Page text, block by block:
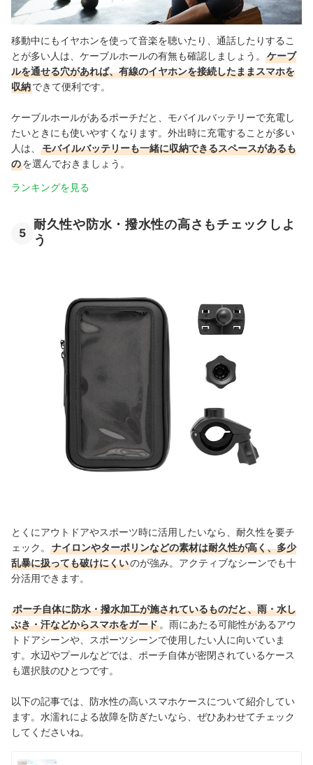
移動中にもイヤホンを使って音楽を聴いたり、通話したりするこ
とが多い人は、ケーブルホールの有無も確認しましょう。
ケーブ
ルを通せる穴があれば、有線のイヤホンを接続したままスマホを
収納できて便利です。
ケーブルホールがあるポーチだと、モバイルバッテリーで充電し
たいときにも使いやすくなります。外出時に充電することが多い
人は、
モバイルバッテリーも一緒に収納できるスペースがあるも
のを選んでおきましょう。
ランキングを見る
5
耐久性や防水・撥水性の高さもチェックしよ
う
とくにアウトドアやスポーツ時に活用したいなら、耐久性を要チ
ェック。
ナイロンやターポリンなどの素材は耐久性が高く、多少
乱暴に扱っても破けにくいのが強み。アクティブなシーンでも十
分活用できます。
ポーチ自体に防水・撥水加工が施されているものだと、雨・水し
ぶき・汗などからスマホをガード 。雨にあたる可能性があるアウ
トドアシーンや、スポーツシーンで使用したい人に向いていま
す。水辺やプールなどでは、ポーチ自体が密閉されているケース
も選択肢のひとつです。
以下の記事では、防水性の高いスマホケースについて紹介してい
ます。水濡れによる故障を防ぎたいなら、ぜひあわせてチェック
してくださいね。